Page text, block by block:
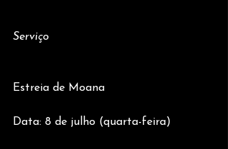
Serviço
Estreia de Moana
Data: 8 de julho (quarta-feira)